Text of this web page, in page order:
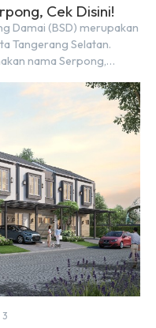
Cek Disini!
Damai (BSD) merupakan
Tangerang Selatan.
nama Serpong,
anggapan tersebut
merupakan dua
Baca Juga: […]